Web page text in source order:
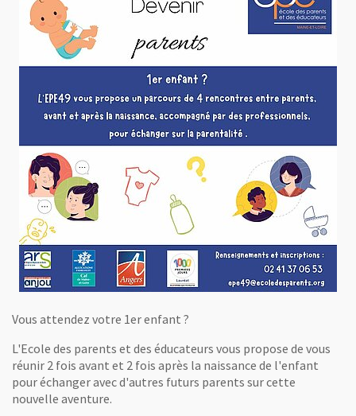
Vous attendez votre 1er enfant ?
L'Ecole des parents et des éducateurs vous propose de vous
réunir 2 fois avant et 2 fois après la naissance de l'enfant
pour échanger avec d'autres futurs parents sur cette
nouvelle aventure.